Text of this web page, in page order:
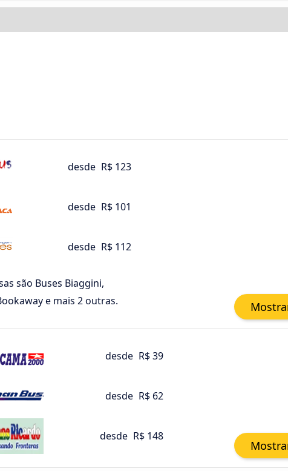
desde R$ 123
desde R$ 101
desde R$ 112
são Buses Biaggini,
e mais 2 outras.
desde R$ 39
desde R$ 62
desde R$ 148